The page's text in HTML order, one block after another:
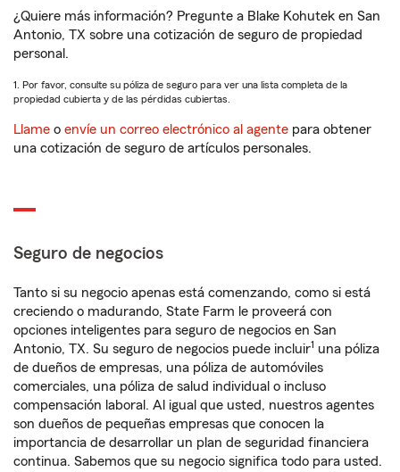
¿Quiere más información? Pregunte a Blake Kohutek en San
Antonio, TX sobre una cotización de seguro de propiedad
personal.
1. Por favor, consulte su póliza de seguro para ver una lista completa de la
propiedad cubierta y de las pérdidas cubiertas.
Llame o envíe un correo electrónico al agente para obtener
una cotización de seguro de artículos personales.
Seguro de negocios
Tanto si su negocio apenas está comenzando, como si está
creciendo o madurando, State Farm le proveerá con
opciones inteligentes para seguro de negocios en San
Antonio, TX. Su seguro de negocios puede incluir1 una póliza
de dueños de empresas, una póliza de automóviles
comerciales, una póliza de salud individual o incluso
compensación laboral. Al igual que usted, nuestros agentes
son dueños de pequeñas empresas que conocen la
importancia de desarrollar un plan de seguridad financiera
continua. Sabemos que su negocio significa todo para usted.